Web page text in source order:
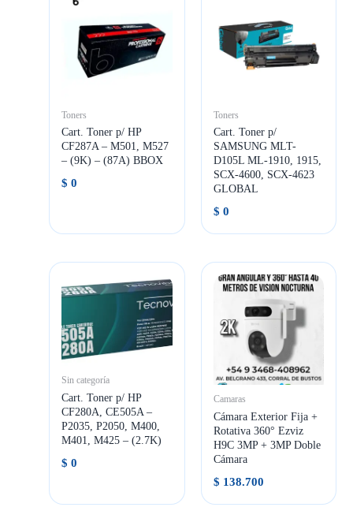
Toners
Cart. Toner p/ HP
CF287A – M501, M527
– (9K) – (87A) BBOX
$ 0
Toners
Cart. Toner p/
SAMSUNG MLT-
D105L ML-1910, 1915,
SCX-4600, SCX-4623
GLOBAL
$ 0
Sin categoría
Cart. Toner p/ HP
CF280A, CE505A –
P2035, P2050, M400,
M401, M425 – (2.7K)
$ 0
Camaras
Cámara Exterior Fija +
Rotativa 360° Ezviz
H9C 3MP + 3MP Doble
Cámara
$ 138.700